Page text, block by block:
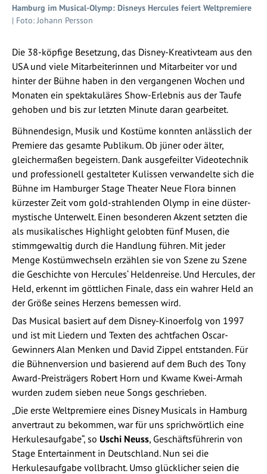
Hamburg im Musical-Olymp: Disneys Hercules feiert Weltpremiere
| Foto: Johann Persson
Die 38-köpfige Besetzung, das Disney-Kreativteam aus den
USA und viele Mitarbeiterinnen und Mitarbeiter vor und
hinter der Bühne haben in den vergangenen Wochen und
Monaten ein spektakuläres Show-Erlebnis aus der Taufe
gehoben und bis zur letzten Minute daran gearbeitet.
Bühnendesign, Musik und Kostüme konnten anlässlich der
Premiere das gesamte Publikum. Ob jüner oder älter,
gleichermaßen begeistern. Dank ausgefeilter Videotechnik
und professionell gestalteter Kulissen verwandelte sich die
Bühne im Hamburger Stage Theater Neue Flora binnen
kürzester Zeit vom gold-strahlenden Olymp in eine düster-
mystische Unterwelt. Einen besonderen Akzent setzten die
als musikalisches Highlight gelobten fünf Musen, die
stimmgewaltig durch die Handlung führen. Mit jeder
Menge Kostümwechseln erzählen sie von Szene zu Szene
die Geschichte von Hercules‘ Heldenreise. Und Hercules, der
Held, erkennt im göttlichen Finale, dass ein wahrer Held an
der Größe seines Herzens bemessen wird.
Das Musical basiert auf dem Disney-Kinoerfolg von 1997
und ist mit Liedern und Texten des achtfachen Oscar-
Gewinners Alan Menken und David Zippel entstanden. Für
die Bühnenversion und basierend auf dem Buch des Tony
Award-Preisträgers Robert Horn und Kwame Kwei-Armah
wurden zudem sieben neue Songs geschrieben.
„Die erste Weltpremiere eines Disney Musicals in Hamburg
anvertraut zu bekommen, war für uns sprichwörtlich eine
Herkulesaufgabe“, so Uschi Neuss, Geschäftsführerin von
Stage Entertainment in Deutschland. Nun sei die
Herkulesaufgabe vollbracht. Umso glücklicher seien die